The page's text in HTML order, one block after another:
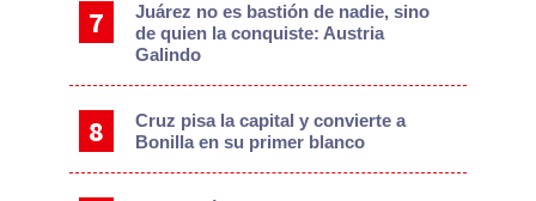
Juárez no es bastión de nadie, sino
de quien la conquiste: Austria
Galindo
Cruz pisa la capital y convierte a
Bonilla en su primer blanco